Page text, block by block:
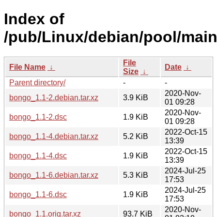
Index of
/pub/Linux/debian/pool/
File Name ↓
File
Size ↓
Date ↓
Parent directory/
-
-
bongo_1.1-2.debian.tar.xz
3.9 KiB
2020-Nov-
01 09:28
bongo_1.1-2.dsc
1.9 KiB
2020-Nov-
01 09:28
bongo_1.1-4.debian.tar.xz
5.2 KiB
2022-Oct-15
13:39
bongo_1.1-4.dsc
1.9 KiB
2022-Oct-15
13:39
bongo_1.1-6.debian.tar.xz
5.3 KiB
2024-Jul-25
17:53
bongo_1.1-6.dsc
1.9 KiB
2024-Jul-25
17:53
bongo_1.1.orig.tar.xz
93.7 KiB
2020-Nov-